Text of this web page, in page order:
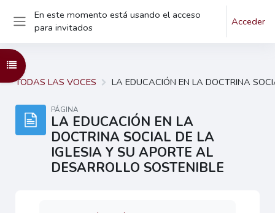
Salta al contenido principal
Panel lateral
En este momento está usando el acceso
para invitados
Acceder
TODAS LAS VOCES LA EDUCACIÓN EN LA DOCTRINA
PÁGINA
LA EDUCACIÓN EN LA
DOCTRINA SOCIAL DE LA
IGLESIA Y SU APORTE AL
DESARROLLO SOSTENIBLE
Abrir índice del curso